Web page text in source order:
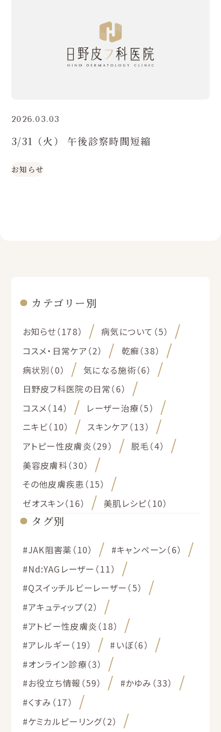
2026.03.03
3/31（火） 午後診察時間短縮
お知らせ
カテゴリー別
お知らせ（178）
病気について（5）
コスメ・日常ケア（2）
乾癬（38）
病状別（0）
気になる施術（6）
日野皮フ科医院の日常（6）
コスメ（14）
レーザー治療（5）
ニキビ（10）
スキンケア（13）
アトピー性皮膚炎（29）
脱毛（4）
美容皮膚科（30）
その他皮膚疾患（15）
ゼオスキン（16）
美肌レシピ（10）
タグ別
#JAK阻害薬（10）
#キャンペーン（6）
#Nd:YAGレーザー（11）
#Qスイッチルビーレーザー（5）
#アキュティップ（2）
#アトピー性皮膚炎（18）
#アレルギー（19）
#いぼ（6）
#オンライン診療（3）
#お役立ち情報（59）
#かゆみ（33）
#くすみ（17）
#ケミカルピーリング（2）